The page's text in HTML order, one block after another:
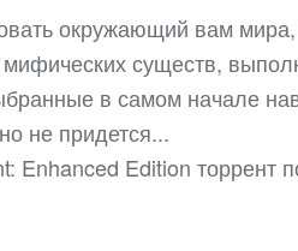
окружающий вам мира,
существ,
в самом начале
не придется...
Enhanced Edition